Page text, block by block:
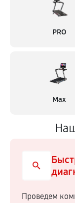
PRO
Max
Проведем